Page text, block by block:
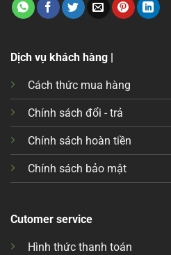
Dịch vụ khách hàng |
Cách thức mua hàng
Chính sách đổi - trả
Chính sách hoàn tiền
Chính sách bảo mật
Cutomer service
Hình thức thanh toán